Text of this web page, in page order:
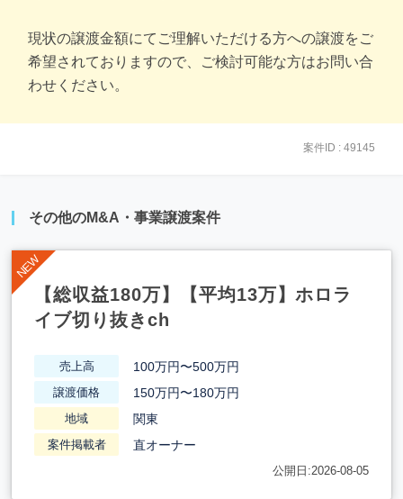
現状の譲渡金額にてご理解いただける方への譲渡をご
希望されておりますので、ご検討可能な方はお問い合
わせください。
案件ID : 49145
その他のM&A・事業譲渡案件
【総収益180万】【平均13万】ホロラ
イブ切り抜きch
売上高 100万円〜500万円
譲渡価格 150万円〜180万円
地域 関東
案件掲載者 直オーナー
公開日:2026-08-05